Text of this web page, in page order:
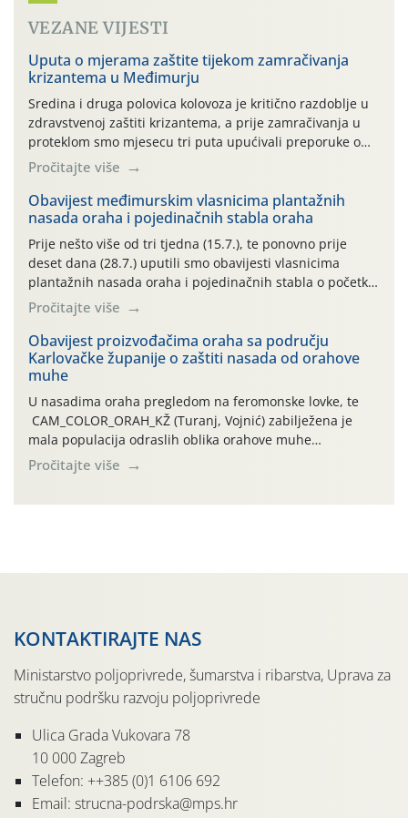
VEZANE VIJESTI
Uputa o mjerama zaštite tijekom zamračivanja
krizantema u Međimurju
Sredina i druga polovica kolovoza je kritično razdoblje u
zdravstvenoj zaštiti krizantema, a prije zamračivanja u
proteklom smo mjesecu tri puta upućivali preporuke o
preventivnim mjerama zaštite krizantema od najčešćih
uzročnika bolesti, štetnika i fito-fagnih grinja (23.7., 14.7.,
06.7.)! Na početku ovog mjeseca je zabilježeno je
povijesno i ekstremno vruće meteorološko razdoblje, uz
najviše temperature […]
Pročitajte više
Obavijest međimurskim vlasnicima plantažnih
nasada oraha i pojedinačnih stabla oraha
Prije nešto više od tri tjedna (15.7.), te ponovno prije
deset dana (28.7.) uputili smo obavijesti vlasnicima
plantažnih nasada oraha i pojedinačnih stabla o početku
leta i ovogodišnjoj potrebi usmjerenog suzbijanja
orahove muhe (Rhagoletis completa)! Već dvanaest dana
traje drugi ovogodišnji “toplinski udar”, koji naročito
izražen zadnja šest dana (31.7.-05.8.), jer najviše
temperature zraka svakodnevno […]
Pročitajte više
Obavijest proizvođačima oraha sa području
Karlovačke županije o zaštiti nasada od orahove
muhe
U nasadima oraha pregledom na feromonske lovke, te
CAM_COLOR_ORAH_KŽ (Turanj, Vojnić) zabilježena je
mala populacija odraslih oblika orahove muhe
(Rhagoletis completa). Niska brojnost može se objasniti
činjenicom da je riječ o mladim nasadima s vrlo malim
Pročitajte više
KONTAKTIRAJTE NAS
Ministarstvo poljoprivrede, šumarstva i ribarstva, Uprava za
stručnu podršku razvoju poljoprivrede
Ulica Grada Vukovara 78
10 000 Zagreb
Telefon: ++385 (0)1 6106 692
Email: strucna-podrska@mps.hr